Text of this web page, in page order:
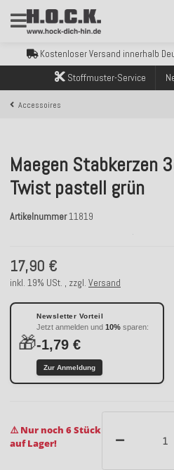
Kostenloser Versand innerhalb
Über 120.000 erfolgreich
Kostenloser Versand innerhalb
Über 120.000 erfolgreich
Sicher bezahlen mit Klarna,
Kostenloser Versand innerhalb
Stoffmuster-Service
Accessoires
Maegen Stabkerzen
Twist pastell grün
Artikelnummer11819
17,90 €
inkl. 19% USt. , zzgl. Versand
🎁
Newsletter Vorteil
Jetzt anmelden und 10% sparen:
-1,79 €
Zur Anmeldung
⚠️ Nur noch 6 Stück
auf Lager!